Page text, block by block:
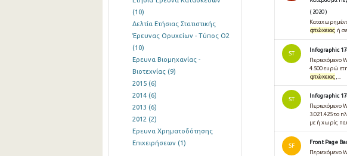
(10)
Δελτία Ετήσιας Στατιστικής
Έρευνας Ορυχείων - Τύπος Ο2
(10)
Ερευνα Βιομηχανίας -
Βιοτεχνίας (9)
2015 (6)
2014 (6)
2013 (6)
2012 (2)
Ερευνα Χρηματοδότησης
Επιχειρήσεων (1)
( 2020 )
φτώχειας ή
ST
Infographic
Περιεχόμενο
4.500 ευρώ
φτώχειας
ST
Infographic
Περιεχόμενο
3.021.425 το
με ή χωρίς
SF
Front Page
Περιεχόμενο